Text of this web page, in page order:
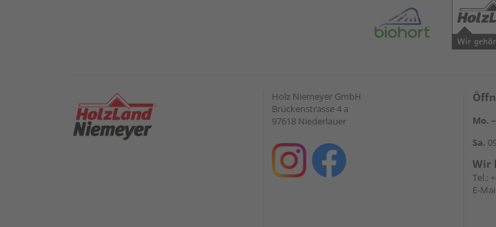
Holz Niemeyer GmbH
Brückenstrasse 4 a
97618 Niederlauer
Mo.
Sa.
Wir
Tel.:
E-